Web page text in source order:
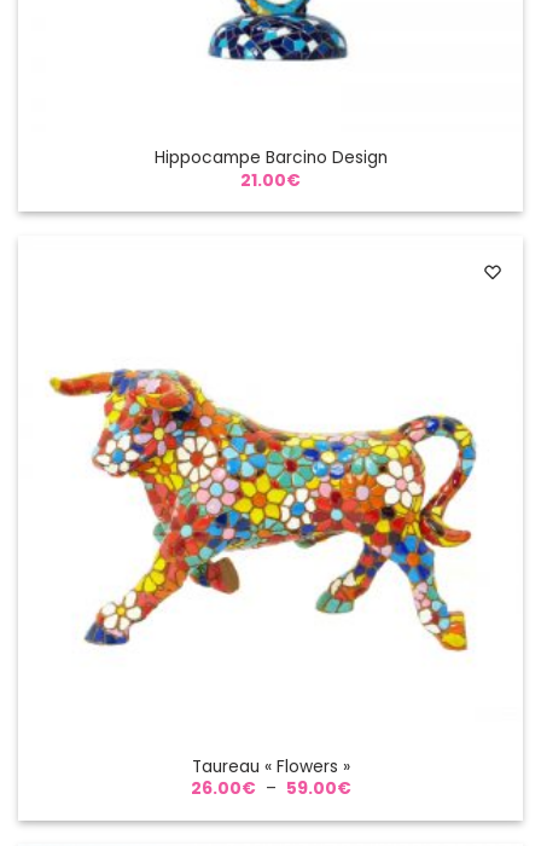
Hippocampe Barcino Design
21.00€
Taureau « Flowers »
26.00€ – 59.00€Plage
prix :